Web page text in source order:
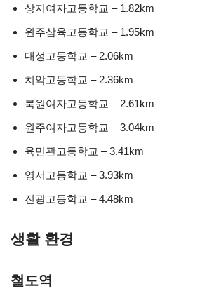
상지여자고등학교 – 1.82km
원주삼육고등학교 – 1.95km
대성고등학교 – 2.06km
치악고등학교 – 2.36km
북원여자고등학교 – 2.61km
원주여자고등학교 – 3.04km
육민관고등학교 – 3.41km
영서고등학교 – 3.93km
진광고등학교 – 4.48km
생활 환경
철도역